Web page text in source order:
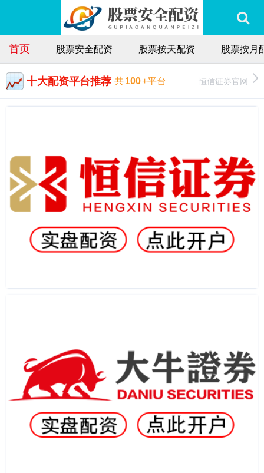
首页 股票安全配资 股票按天配资 股票按月
十大配资平台推荐 共100+平台 恒信证券官网